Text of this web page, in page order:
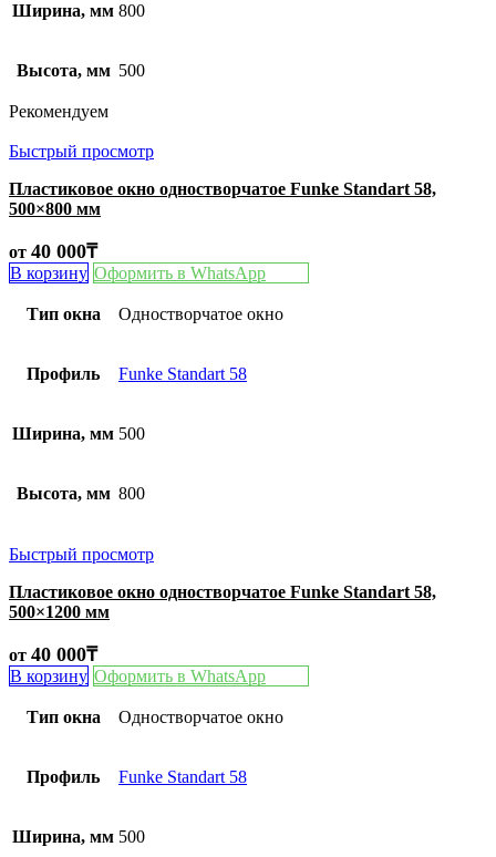
Ширина, мм 800
Высота, мм 500
Рекомендуем
Быстрый просмотр
Пластиковое окно одностворчатое Funke Standart 58,
500×800 мм
от 40 000₸
В корзину Оформить в WhatsApp
Тип окна Одностворчатое окно
Профиль Funke Standart 58
Ширина, мм 500
Высота, мм 800
Быстрый просмотр
Пластиковое окно одностворчатое Funke Standart 58,
500×1200 мм
от 40 000₸
В корзину Оформить в WhatsApp
Тип окна Одностворчатое окно
Профиль Funke Standart 58
Ширина, мм 500